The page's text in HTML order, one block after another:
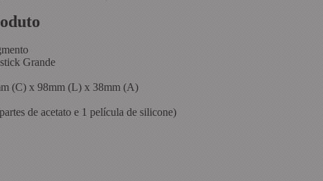
Grande
(C) x 98mm (L) x 38mm (A)
de acetato e 1 película de silicone)